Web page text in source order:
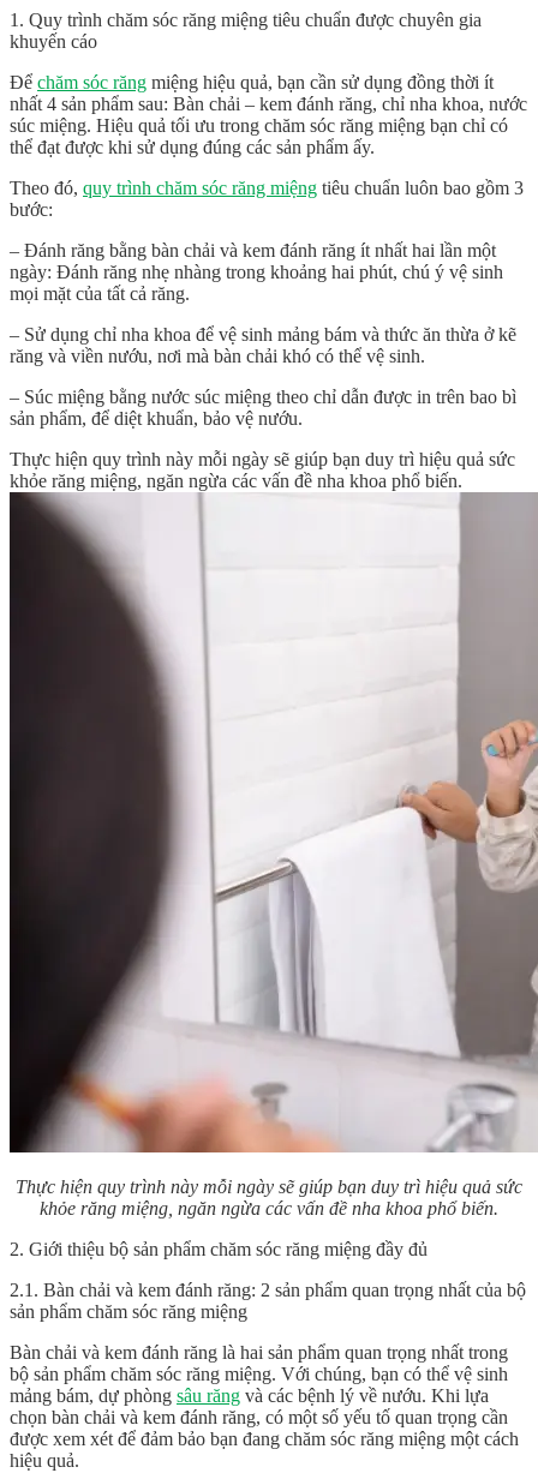
1. Quy trình chăm sóc răng miệng tiêu chuẩn được chuyên gia
khuyến cáo
Để chăm sóc răng miệng hiệu quả, bạn cần sử dụng đồng thời ít
nhất 4 sản phẩm sau: Bàn chải – kem đánh răng, chỉ nha khoa, nước
súc miệng. Hiệu quả tối ưu trong chăm sóc răng miệng bạn chỉ có
thể đạt được khi sử dụng đúng các sản phẩm ấy.
Theo đó, quy trình chăm sóc răng miệng tiêu chuẩn luôn bao gồm 3
bước:
– Đánh răng bằng bàn chải và kem đánh răng ít nhất hai lần một
ngày: Đánh răng nhẹ nhàng trong khoảng hai phút, chú ý vệ sinh
mọi mặt của tất cả răng.
– Sử dụng chỉ nha khoa để vệ sinh mảng bám và thức ăn thừa ở kẽ
răng và viền nướu, nơi mà bàn chải khó có thể vệ sinh.
– Súc miệng bằng nước súc miệng theo chỉ dẫn được in trên bao bì
sản phẩm, để diệt khuẩn, bảo vệ nướu.
Thực hiện quy trình này mỗi ngày sẽ giúp bạn duy trì hiệu quả sức
khỏe răng miệng, ngăn ngừa các vấn đề nha khoa phổ biến.
Thực hiện quy trình này mỗi ngày sẽ giúp bạn duy trì hiệu quả sức
khỏe răng miệng, ngăn ngừa các vấn đề nha khoa phổ biến.
2. Giới thiệu bộ sản phẩm chăm sóc răng miệng đầy đủ
2.1. Bàn chải và kem đánh răng: 2 sản phẩm quan trọng nhất của bộ
sản phẩm chăm sóc răng miệng
Bàn chải và kem đánh răng là hai sản phẩm quan trọng nhất trong
bộ sản phẩm chăm sóc răng miệng. Với chúng, bạn có thể vệ sinh
mảng bám, dự phòng sâu răng và các bệnh lý về nướu. Khi lựa
chọn bàn chải và kem đánh răng, có một số yếu tố quan trọng cần
được xem xét để đảm bảo bạn đang chăm sóc răng miệng một cách
hiệu quả.